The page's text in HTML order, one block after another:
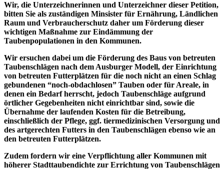
Wir, die Unterzeichnerinnen und Unterzeichner dieser Petition,
bitten Sie als zuständigen Minsister für Ernährung, Ländlichen
Raum und Verbraucherschutz daher um Förderung dieser
wichtigen Maßnahme zur Eindämmung der
Taubenpopulationen in den Kommunen.
Wir ersuchen dabei um die Förderung des Baus von betreuten
Taubenschlägen nach dem Ausburger Modell, der Einrichtung
von betreuten Futterplätzen für die noch nicht an einen Schlag
gebundenen “noch-obdachlosen” Tauben oder für Areale, in
denen ein Bedarf herrscht, jedoch Taubenschläge aufgrund
örtlicher Gegebenheiten nicht einrichtbar sind, sowie die
Übernahme der laufenden Kosten für die Betreibung,
einschließlich der Pflege, ggf. tiermedizinischen Versorgung und
des artgerechten Futters in den Taubenschlägen ebenso wie an
den betreuten Futterplätzen.
Zudem fordern wir eine Verpflichtung aller Kommunen mit
höherer Stadttaubendichte zur Errichtung von Taubenschlägen